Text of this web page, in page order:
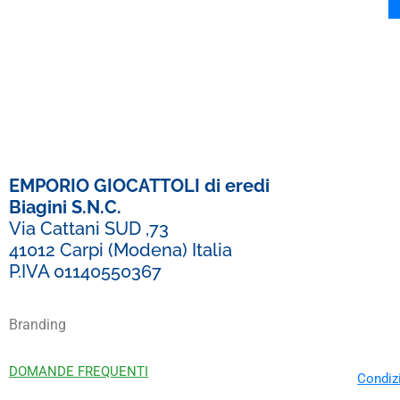
EMPORIO GIOCATTOLI di eredi
Biagini S.N.C.
Via Cattani SUD ,73
41012 Carpi (Modena) Italia
P.IVA 01140550367
Branding
DOMANDE FREQUENTI